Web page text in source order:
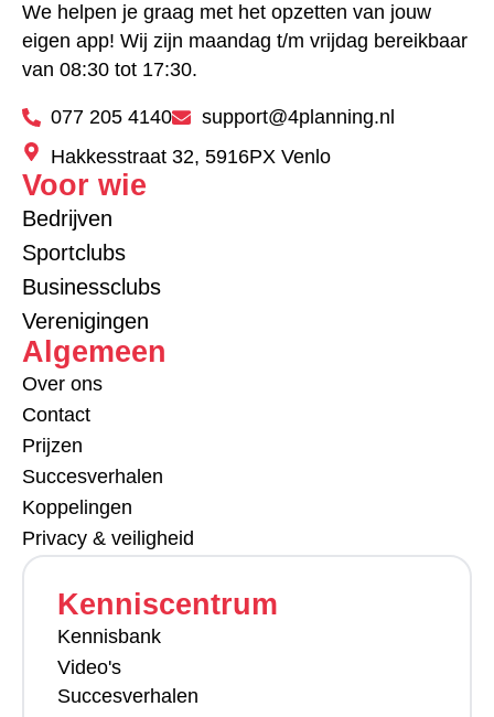
We helpen je graag met het opzetten van jouw
eigen app! Wij zijn maandag t/m vrijdag bereikbaar
van 08:30 tot 17:30.
077 205 4140
support@4planning.nl
Hakkesstraat 32, 5916PX Venlo
Voor wie
Bedrijven
Sportclubs
Businessclubs
Verenigingen
Algemeen
Over ons
Contact
Prijzen
Succesverhalen
Koppelingen
Privacy & veiligheid
Kenniscentrum
Kennisbank
Video's
Succesverhalen